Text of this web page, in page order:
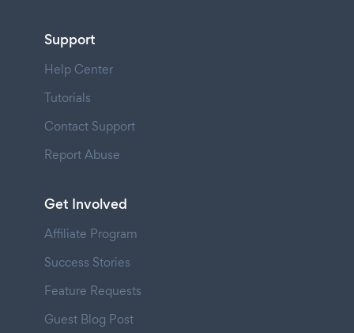
Support
Help Center
Tutorials
Contact Support
Report Abuse
Get Involved
Affiliate Program
Success Stories
Feature Requests
Guest Blog Post